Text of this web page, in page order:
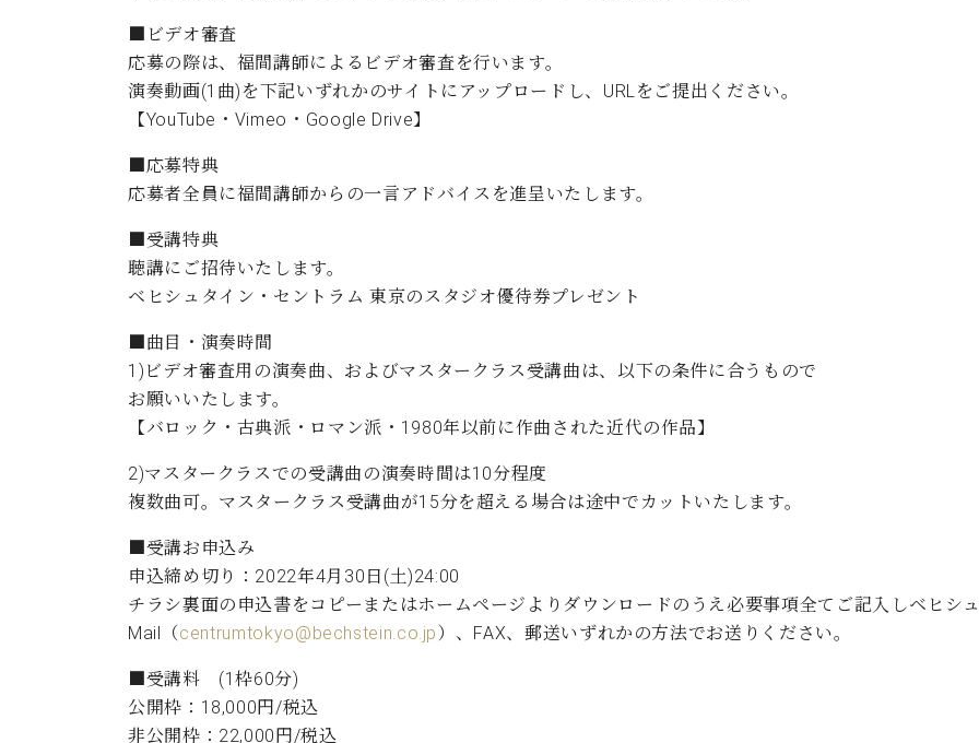
■ビデオ審査
応募の際は、福間講師によるビデオ審査を行います。
演奏動画(1曲)を下記いずれかのサイトにアップロードし、URLをご提出ください。
【YouTube・Vimeo・Google Drive】
■応募特典
応募者全員に福間講師からの一言アドバイスを進呈いたします。
■受講特典
聴講にご招待いたします。
ベヒシュタイン・セントラム 東京のスタジオ優待券プレゼント
■曲目・演奏時間
1)ビデオ審査用の演奏曲、およびマスタークラス受講曲は、以下の条件に合うもので
お願いいたします。
【バロック・古典派・ロマン派・1980年以前に作曲された近代の作品】
2)マスタークラスでの受講曲の演奏時間は10分程度
複数曲可。マスタークラス受講曲が15分を超える場合は途中でカットいたします。
■受講お申込み
申込締め切り：2022年4月30日(土)24:00
チラシ裏面の申込書をコピーまたはホームページよりダウンロードのうえ必要事項全てご記入しベヒシ
Mail（centrumtokyo@bechstein.co.jp ）、FAX、郵送いずれかの方法でお送りください。
■受講料 (1枠60分)
公開枠：18,000円/税込
非公開枠：22,000円/税込